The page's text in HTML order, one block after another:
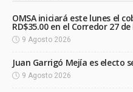
OMSA iniciará este lunes el
RD$35.00 en el Corredor 27
9 Agosto 2026
Juan Garrigó Mejía es electo
9 Agosto 2026